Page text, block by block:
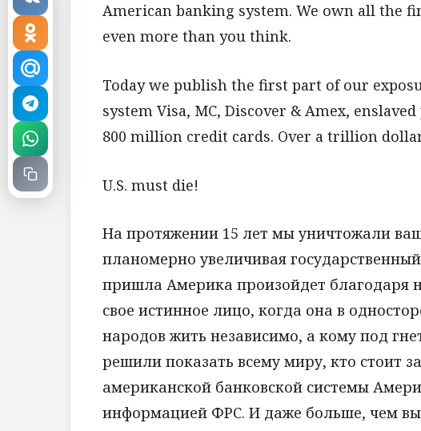
American banking system. We own all the
even more than you think.
Today we publish the first part of our
system Visa, MC, Discover & Amex,
800 million credit cards. Over a trillion
U.S. must die!
На протяжении 15 лет мы уничтожали
планомерно увеличивая
пришла Америка произойдет благодаря
свое истинное лицо, когда она в
народов жить независимо, а кому под
решили показать всему миру, кто стоит
американской банковской системы
информацией ФРС. И даже больше, чем вы